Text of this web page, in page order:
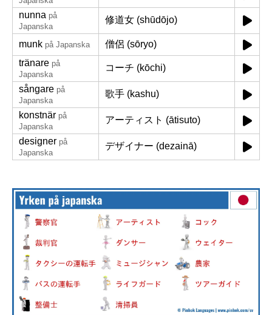
nunna på
Japanska
修道女 (shūdōjo)
munk på Japanska
僧侶 (sōryo)
tränare på
Japanska
コーチ (kōchi)
sångare på
Japanska
歌手 (kashu)
konstnär på
Japanska
アーティスト (ātisuto)
designer på
Japanska
デザイナー (dezainā)